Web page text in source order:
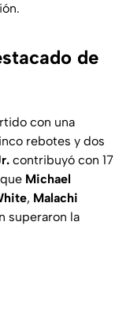
de
con una
rebotes y dos
contribuyó con 17
Michael
, Malachi
superaron la